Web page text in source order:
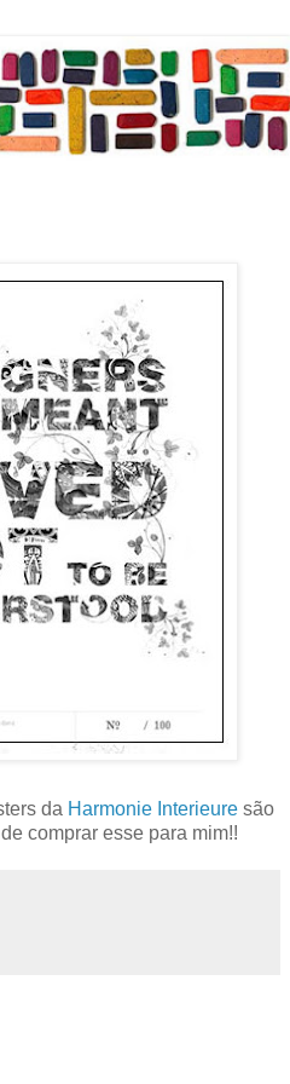
da Harmonie Interieure são
comprar esse para mim!!